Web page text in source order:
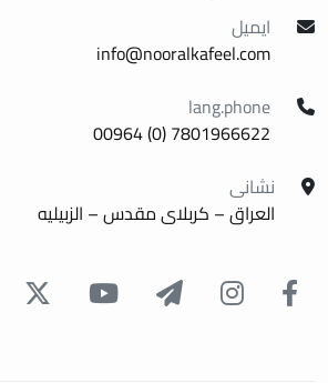
ایمیل
info@nooralkafeel.com
lang.phone
7801966622 (0) 00964
نشانی
العراق – کربلای مقدس – الزبیلیه